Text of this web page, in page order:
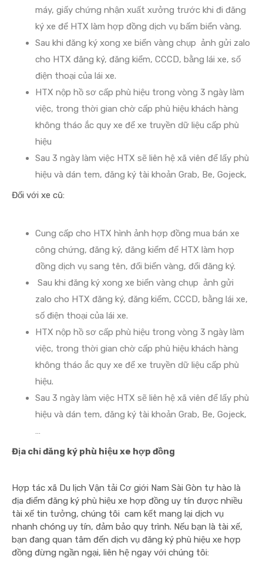
máy, giấy chứng nhận xuất xưởng trước khi đi đăng
ký xe để HTX làm hợp đồng dịch vụ bấm biển vàng.
Sau khi đăng ký xong xe biển vàng chụp ảnh gửi zalo
cho HTX đăng ký, đăng kiểm, CCCD, bằng lái xe, số
điện thoại của lái xe.
HTX nộp hồ sơ cấp phù hiệu trong vòng 3 ngày làm
việc, trong thời gian chờ cấp phù hiệu khách hàng
không tháo ắc quy xe để xe truyền dữ liệu cấp phù
hiệu
Sau 3 ngày làm việc HTX sẽ liên hệ xã viên để lấy phù
hiệu và dán tem, đăng ký tài khoản Grab, Be, Gojeck,
Đối với xe cũ:
Cung cấp cho HTX hình ảnh hợp đồng mua bán xe
công chứng, đăng ký, đăng kiểm để HTX làm hợp
đồng dịch vụ sang tên, đổi biển vàng, đổi đăng ký.
Sau khi đăng ký xong xe biển vàng chụp ảnh gửi
zalo cho HTX đăng ký, đăng kiểm, CCCD, bằng lái xe,
số điện thoại của lái xe.
HTX nộp hồ sơ cấp phù hiệu trong vòng 3 ngày làm
việc, trong thời gian chờ cấp phù hiệu khách hàng
không tháo ắc quy xe để xe truyền dữ liệu cấp phù
hiệu.
Sau 3 ngày làm việc HTX sẽ liên hệ xã viên để lấy phù
hiệu và dán tem, đăng ký tài khoản Grab, Be, Gojeck,
…
Địa chỉ đăng ký phù hiệu xe hợp đồng
Hợp tác xã Du lịch Vận tải Cơ giới Nam Sài Gòn tự hào là
địa điểm đăng ký phù hiệu xe hợp đồng uy tín được nhiều
tài xế tin tưởng, chúng tôi cam kết mang lại dịch vụ
nhanh chóng uy tín, đảm bảo quy trình. Nếu bạn là tài xế,
bạn đang quan tâm đến dịch vụ đăng ký phù hiệu xe hợp
đồng đừng ngần ngại, liên hệ ngay với chúng tôi: